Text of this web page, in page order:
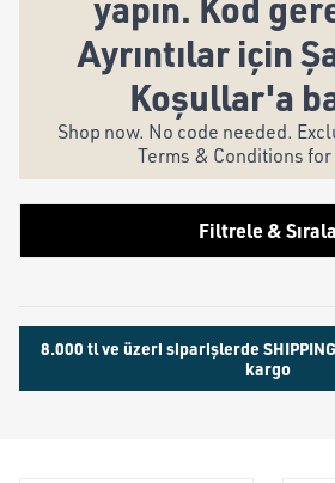
Ayrıntılar için
Koşullar'a
Shop now. No code needed.
Terms & Conditions
Filtrele & Sırala
8.000 tl ve üzeri siparişlerde
kargo